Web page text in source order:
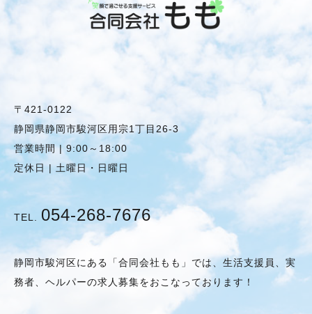
〒421-0122
静岡県静岡市駿河区用宗1丁目26-3
営業時間 | 9:00～18:00
定休日 | 土曜日・日曜日
TEL. 054-268-7676
静岡市駿河区にある「合同会社もも」では、生活支援員、実
務者、ヘルパーの求人募集をおこなっております！